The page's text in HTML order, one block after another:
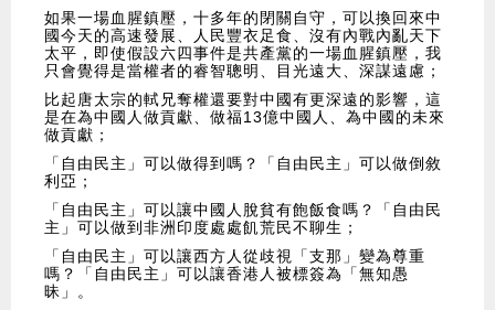
如果一場血腥鎮壓，十多年的閉關自守，可以換回來中
國今天的高速發展、人民豐衣足食、沒有內戰內亂天下
太平，即使假設六四事件是共產黨的一場血腥鎮壓，我
只會覺得是當權者的睿智聰明、目光遠大、深謀遠慮；
比起唐太宗的軾兄奪權還要對中國有更深遠的影響，這
是在為中國人做貢獻、做福13億中國人、為中國的未來
做貢獻；
「自由民主」可以做得到嗎？「自由民主」可以做倒敘
利亞；
「自由民主」可以讓中國人脫貧有飽飯食嗎？「自由民
主」可以做到非洲印度處處飢荒民不聊生；
「自由民主」可以讓西方人從歧視「支那」變為尊重
嗎？「自由民主」可以讓香港人被標簽為「無知愚
昧」。